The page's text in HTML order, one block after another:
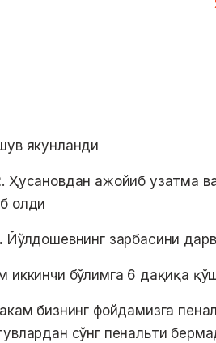
якунланди
. Ҳусановдан ажойиб узатма
олди
Йўлдошевнинг зарбасини
иккинчи бўлимга 6 дақиқа
бизнинг фойдамизга
сўнг пенальти